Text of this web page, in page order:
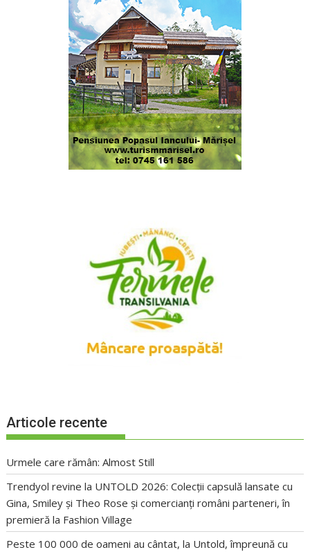
Articole recente
Urmele care rămân: Almost Still
Trendyol revine la UNTOLD 2026: Colecții capsulă lansate cu
Gina, Smiley și Theo Rose și comercianți români parteneri, în
premieră la Fashion Village
Peste 100 000 de oameni au cântat, la Untold, împreună cu